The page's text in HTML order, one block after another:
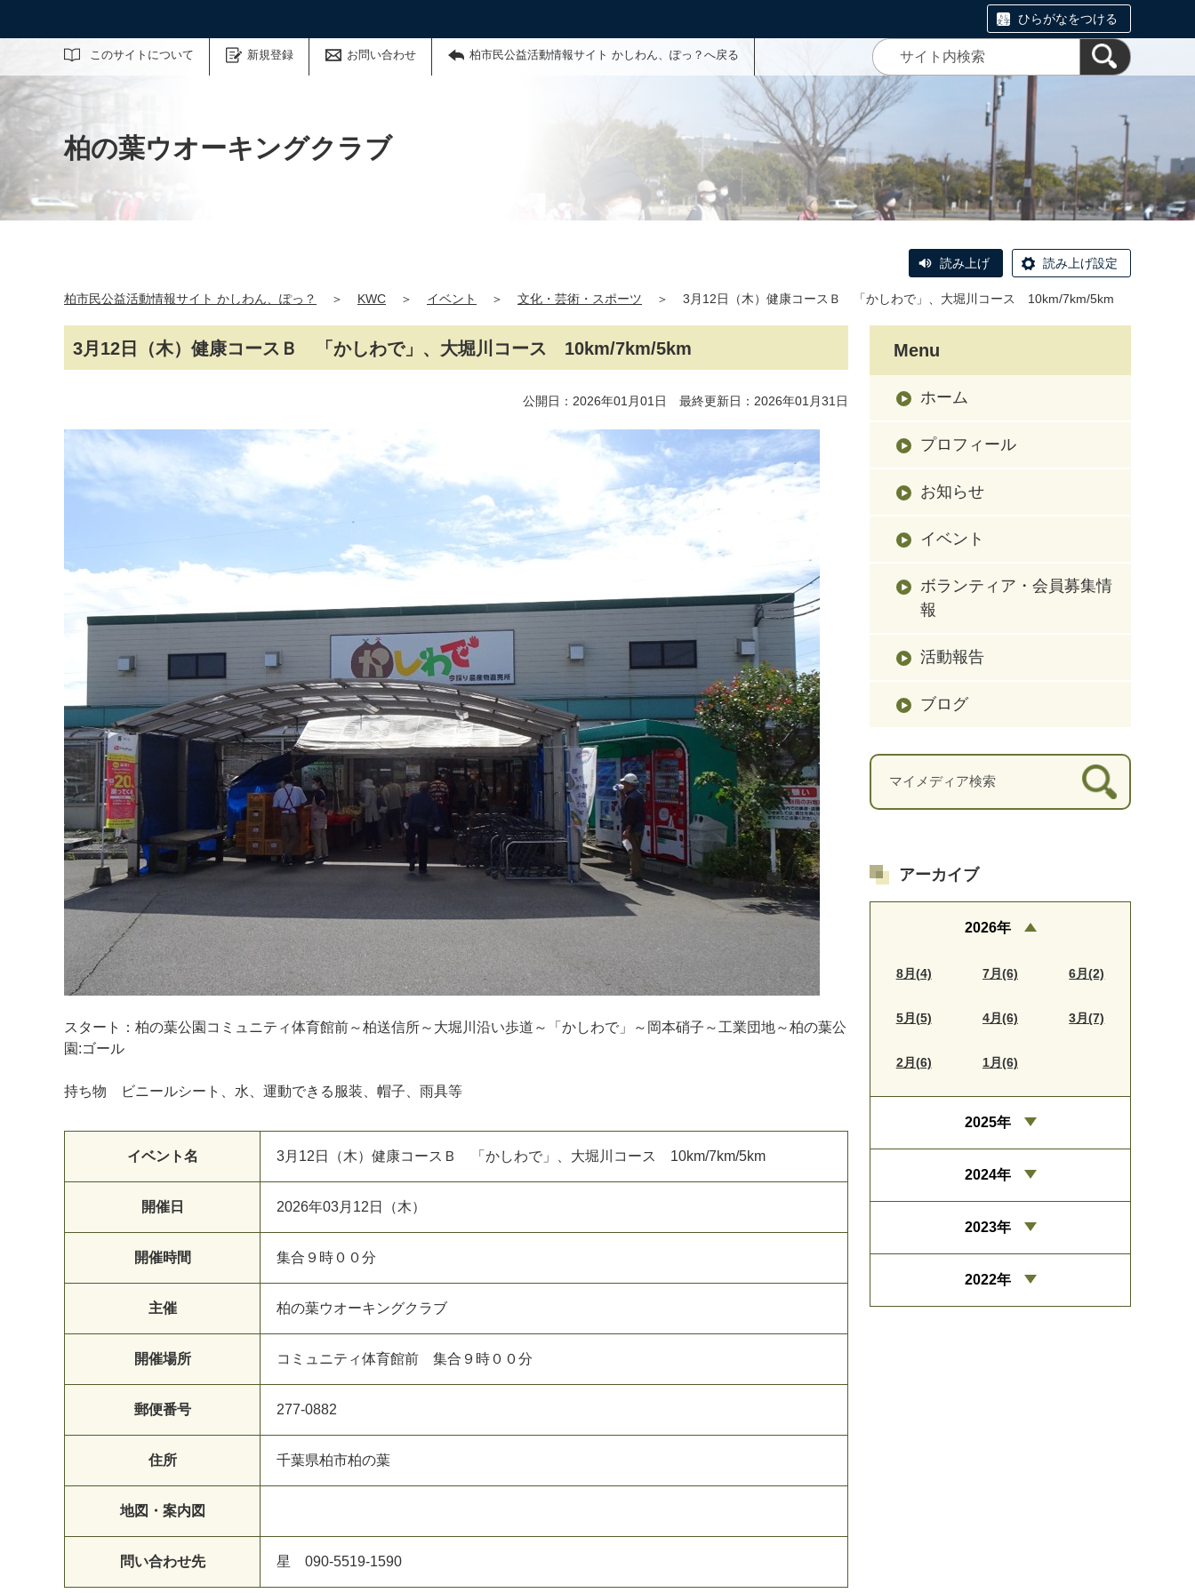
ひらがなをつける
このサイトについて 新規登録 お問い合わせ 柏市民公益活動情報サイト かしわん、ぽっ？へ戻る
サイト内検索
柏の葉ウオーキングクラブ
読み上げ 読み上げ設定
柏市民公益活動情報サイト かしわん、ぽっ？ ＞ KWC ＞ イベント ＞ 文化・芸術・スポーツ ＞ 3月12日（木）健康コースＢ 「かしわで」、大堀川コース 10km/7km/5km
3月12日（木）健康コースＢ 「かしわで」、大堀川コース 10km/7km/5km
公開日：2026年01月01日 最終更新日：2026年01月31日
スタート：柏の葉公園コミュニティ体育館前～柏送信所～大堀川沿い歩道～「かしわで」～岡本硝子～工業団地～柏の葉公
園:ゴール
持ち物 ビニールシート、水、運動できる服装、帽子、雨具等
イベント名 3月12日（木）健康コースＢ 「かしわで」、大堀川コース 10km/7km/5km
開催日 2026年03月12日（木）
開催時間 集合９時００分
主催 柏の葉ウオーキングクラブ
開催場所 コミュニティ体育館前 集合９時００分
郵便番号 277-0882
住所 千葉県柏市柏の葉
地図・案内図
問い合わせ先 星 090-5519-1590
Menu
ホーム
プロフィール
お知らせ
イベント
ボランティア・会員募集情
報
活動報告
ブログ
マイメディア検索
アーカイブ
2026年
8月(4) 7月(6) 6月(2)
5月(5) 4月(6) 3月(7)
2月(6) 1月(6)
2025年
2024年
2023年
2022年